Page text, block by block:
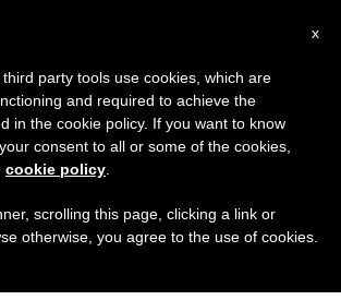
Tagged
Man With
x
party tools use cookies, which are
and required to achieve the
in the cookie policy. If you want to know
consent to all or some of the cookies,
cookie policy
scrolling this page, clicking a link or
otherwise, you agree to the use of cookies.